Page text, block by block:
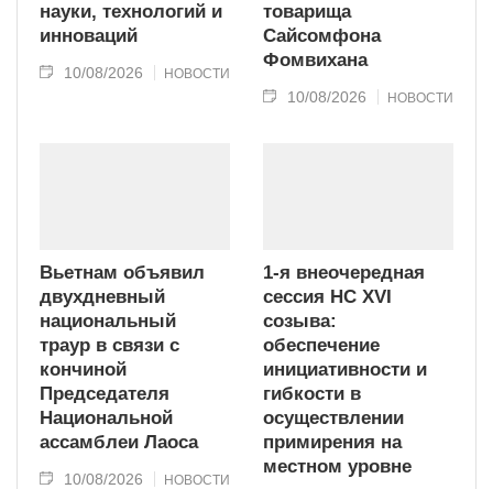
науки, технологий и
инноваций
10/08/2026 НОВОСТИ
товарища
Сайсомфона
Фомвихана
10/08/2026 НОВОСТИ
Вьетнам объявил
двухдневный
национальный
траур в связи с
кончиной
Председателя
Национальной
ассамблеи Лаоса
10/08/2026 НОВОСТИ
1-я внеочередная
сессия НС XVI
созыва:
обеспечение
инициативности и
гибкости в
осуществлении
примирения на
местном уровне